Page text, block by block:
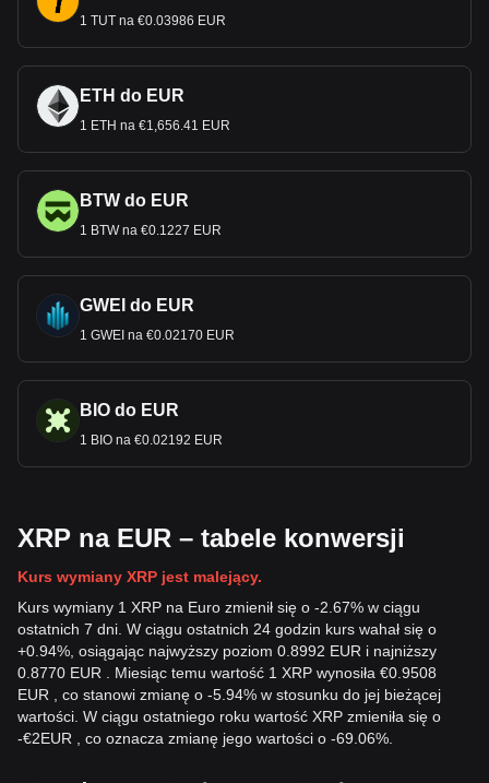
1 TUT na €0.03986 EUR
ETH do EUR
1 ETH na €1,656.41 EUR
BTW do EUR
1 BTW na €0.1227 EUR
GWEI do EUR
1 GWEI na €0.02170 EUR
BIO do EUR
1 BIO na €0.02192 EUR
XRP na EUR – tabele konwersji
Kurs wymiany XRP jest malejący.
Kurs wymiany 1 XRP na Euro zmienił się o -2.67% w ciągu
ostatnich 7 dni. W ciągu ostatnich 24 godzin kurs wahał się o
+0.94%, osiągając najwyższy poziom 0.8992 EUR i najniższy
0.8770 EUR . Miesiąc temu wartość 1 XRP wynosiła €0.9508
EUR , co stanowi zmianę o -5.94% w stosunku do jej bieżącej
wartości. W ciągu ostatniego roku wartość XRP zmieniła się o
-€2EUR , co oznacza zmianę jego wartości o -69.06%.